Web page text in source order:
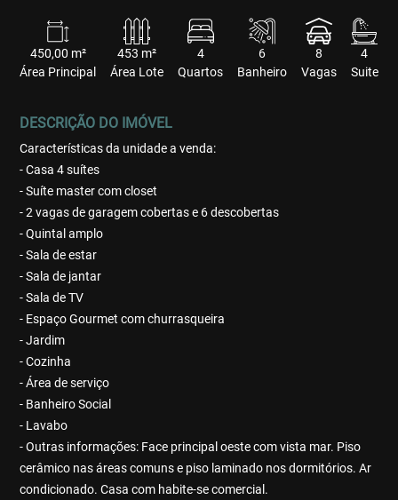
450,00 m²
Área Principal
453 m²
Área Lote
4
Quartos
6
Banheiro
8
Vagas
4
Suite
DESCRIÇÃO DO IMÓVEL
Características da unidade a venda:
- Casa 4 suítes
- Suíte master com closet
- 2 vagas de garagem cobertas e 6 descobertas
- Quintal amplo
- Sala de estar
- Sala de jantar
- Sala de TV
- Espaço Gourmet com churrasqueira
- Jardim
- Cozinha
- Área de serviço
- Banheiro Social
- Lavabo
- Outras informações: Face principal oeste com vista mar. Piso
cerâmico nas áreas comuns e piso laminado nos dormitórios. Ar
condicionado. Casa com habite-se comercial.